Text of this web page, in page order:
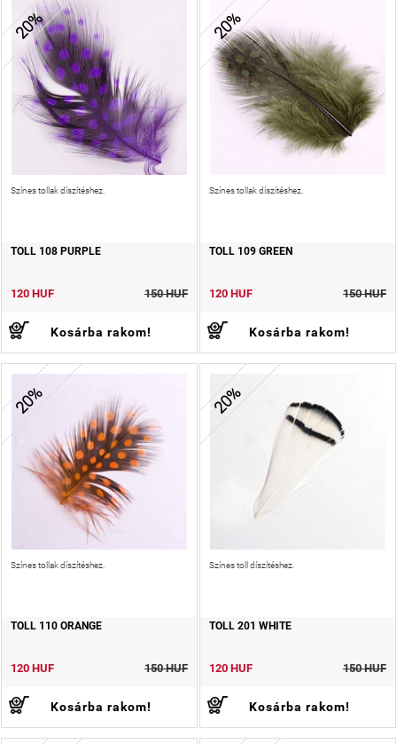
20%
Színes tollak díszítéshez.
TOLL 108 PURPLE
120 HUF 150 HUF
Kosárba rakom!
20%
Színes tollak díszítéshez.
TOLL 109 GREEN
120 HUF 150 HUF
Kosárba rakom!
20%
Színes tollak díszítéshez.
TOLL 110 ORANGE
120 HUF 150 HUF
Kosárba rakom!
20%
Színes toll díszítéshez.
TOLL 201 WHITE
120 HUF 150 HUF
Kosárba rakom!